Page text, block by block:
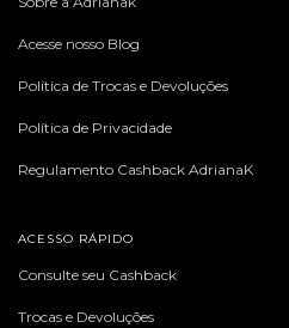
Acesse nosso Blog
Política de Trocas e Devoluções
Política de Privacidade
Regulamento Cashback AdrianaK
ACESSO RÁPIDO
Consulte seu Cashback
Trocas e Devoluções